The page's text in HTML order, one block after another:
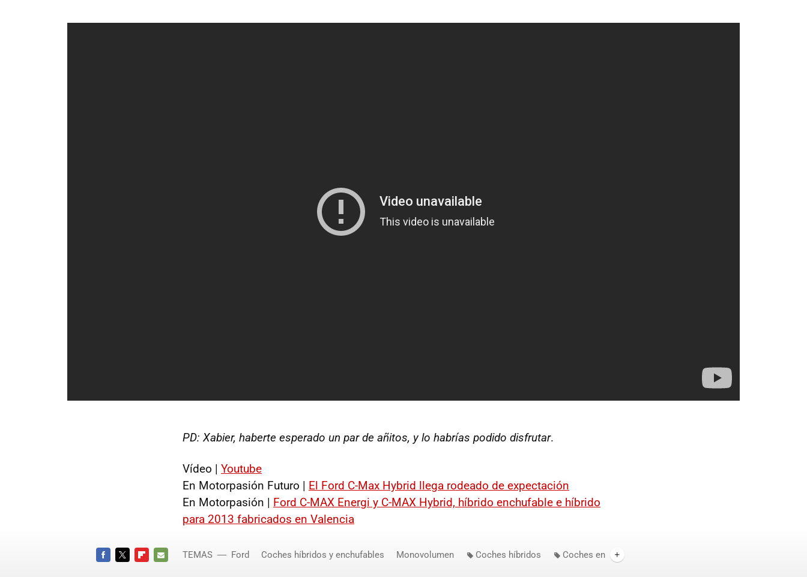
PD: Xabier, haberte esperado un par de añitos, y lo habrías podido disfrutar.
Vídeo | Youtube
En Motorpasión Futuro | El Ford C-Max Hybrid llega rodeado de expectación
En Motorpasión | Ford C-MAX Energi y C-MAX Hybrid, híbrido enchufable e híbrido
para 2013 fabricados en Valencia
TEMAS Ford Coches híbridos y enchufables Monovolumen Coches híbridos
Coches en